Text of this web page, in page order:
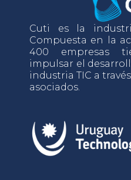
Cuti es la
Compuesta en la
400 empresas
impulsar el
industria TIC a
asociados.